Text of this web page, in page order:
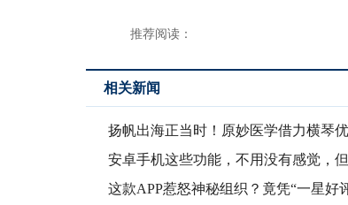
推荐阅读：
相关新闻
扬帆出海正当时！原妙医学借力横琴
医药走向
安卓手机这些功能，不用没有感觉，
去了
这款APP惹怒神秘组织？竟凭“一星好